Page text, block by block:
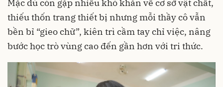
Mặc dù còn gặp nhiều khó khăn về cơ sở vật chất,
thiếu thốn trang thiết bị nhưng mỗi thầy cô vẫn
bền bỉ “gieo chữ”, kiên trì cầm tay chỉ việc, nâng
bước học trò vùng cao đến gần hơn với tri thức.